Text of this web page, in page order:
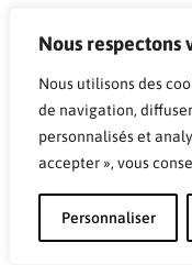
Nous respectons
Nous utilisons des
de navigation,
personnalisés et
accepter », vous
Personnaliser